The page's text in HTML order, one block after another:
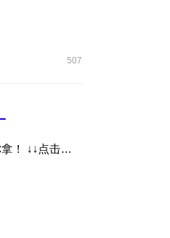
507
抖音账号《耀子开放麦》首档数字人脱口秀栏目，快关注新同事，每日笑一笑，投稿福利等你拿！ ↓↓点击下方图片或 ...